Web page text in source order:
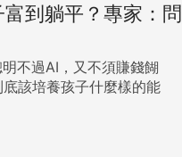
到躺平？專家：問
不過AI，又不須賺錢餬
該培養孩子什麼樣的能